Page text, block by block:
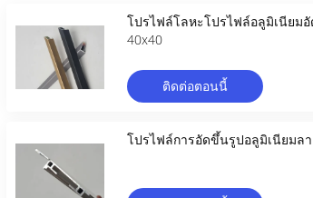
โปรไฟล์โลหะโปรไฟล์อลูมิเนียมอั
40x40
ติดต่อตอนนี้
โปรไฟล์การอัดขึ้นรูปอลูมิเนียมล